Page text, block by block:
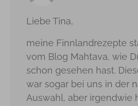
Liebe Tina,
meine Finnlandrezepte
vom Blog Mahtava, wie
schon gesehen hast.
war sogar bei uns in der
Auswahl, aber irgendwie